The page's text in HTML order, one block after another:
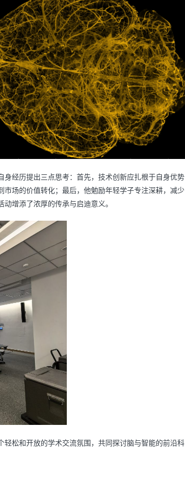
经历提出三点思考：首先，技术创新应扎根于自身优势
场的价值转化；最后，他勉励年轻学子专注深耕，减少
增添了浓厚的传承与启迪意义。
松和开放的学术交流氛围，共同探讨脑与智能的前沿科